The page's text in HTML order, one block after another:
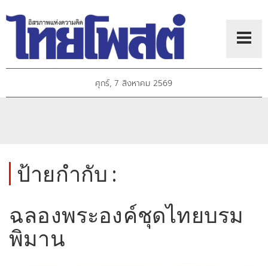
ศุกร์, 7 สิงหาคม 2569
ป้ายกำกับ :
ฉลองพระองค์ชุดไทยบรม
พิมาน